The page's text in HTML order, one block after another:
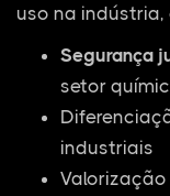
uso na indústria,
Segurança
setor
industriais
Valorização